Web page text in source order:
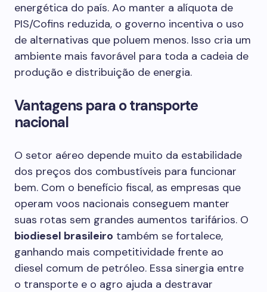
energética do país. Ao manter a alíquota de
PIS/Cofins reduzida, o governo incentiva o uso
de alternativas que poluem menos. Isso cria um
ambiente mais favorável para toda a cadeia de
produção e distribuição de energia.
Vantagens para o transporte
nacional
O setor aéreo depende muito da estabilidade
dos preços dos combustíveis para funcionar
bem. Com o benefício fiscal, as empresas que
operam voos nacionais conseguem manter
suas rotas sem grandes aumentos tarifários. O
biodiesel brasileiro também se fortalece,
ganhando mais competitividade frente ao
diesel comum de petróleo. Essa sinergia entre
o transporte e o agro ajuda a destravar